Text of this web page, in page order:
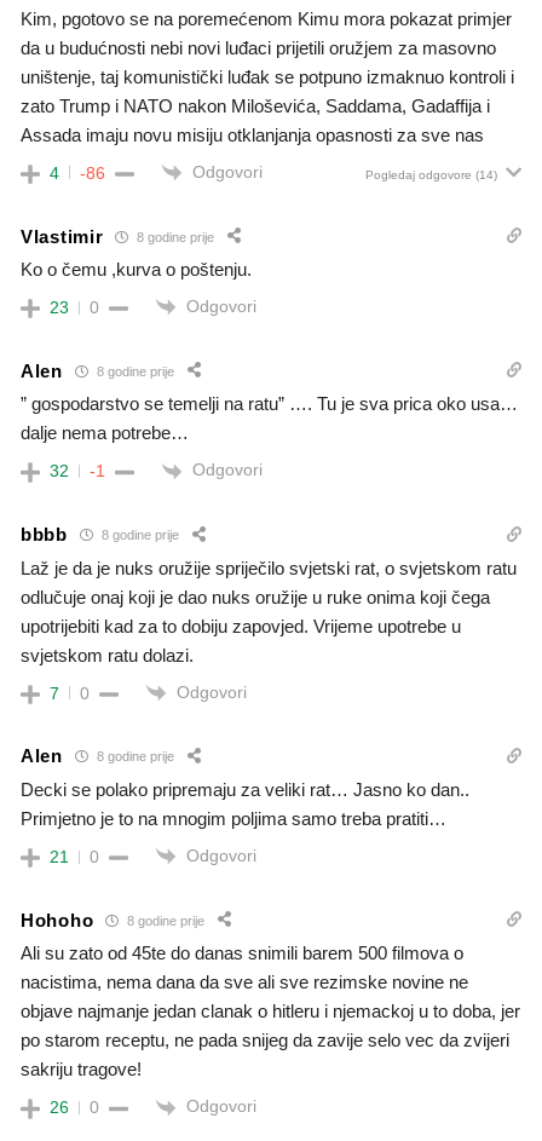
Kim, pgotovo se na poremećenom Kimu mora pokazat primjer
da u budućnosti nebi novi luđaci prijetili oružjem za masovno
uništenje, taj komunistički luđak se potpuno izmaknuo kontroli i
zato Trump i NATO nakon Miloševića, Saddama, Gadaffija i
Assada imaju novu misiju otklanjanja opasnosti za sve nas
4 -86 Odgovori Pogledaj odgovore (14)
Vlastimir 8 godine prije
Ko o čemu ,kurva o poštenju.
23 0 Odgovori
Alen 8 godine prije
” gospodarstvo se temelji na ratu” …. Tu je sva prica oko usa…
dalje nema potrebe…
32 -1 Odgovori
bbbb 8 godine prije
Laž je da je nuks oružije spriječilo svjetski rat, o svjetskom ratu
odlučuje onaj koji je dao nuks oružije u ruke onima koji čega
upotrijebiti kad za to dobiju zapovjed. Vrijeme upotrebe u
svjetskom ratu dolazi.
7 0 Odgovori
Alen 8 godine prije
Decki se polako pripremaju za veliki rat… Jasno ko dan..
Primjetno je to na mnogim poljima samo treba pratiti…
21 0 Odgovori
Hohoho 8 godine prije
Ali su zato od 45te do danas snimili barem 500 filmova o
nacistima, nema dana da sve ali sve rezimske novine ne
objave najmanje jedan clanak o hitleru i njemackoj u to doba, jer
po starom receptu, ne pada snijeg da zavije selo vec da zvijeri
sakriju tragove!
26 0 Odgovori